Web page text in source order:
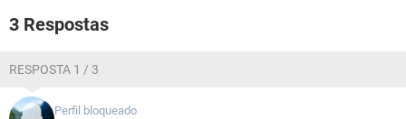
3 Respostas
RESPOSTA 1 / 3
Perfil bloqueado